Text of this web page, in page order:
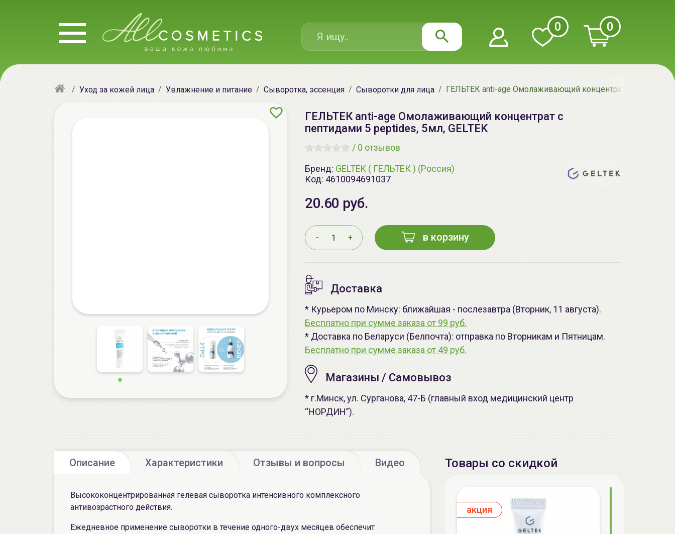
0 0
Уход за кожей лица Увлажнение и питание Сыворотка, эссенция Сыворотки для лица ГЕЛЬТЕК anti-age Омолаживающий концентрат с пептидами
ГЕЛЬТЕК anti-age Омолаживающий концентрат с
пептидами 5 peptides, 5мл, GELTEK
/ 0 отзывов
Бренд: GELTEK ( ГЕЛЬТЕК ) (Россия)
Код: 4610094691037
20.60 руб.
- + в корзину
Доставка
* Курьером по Минску: ближайшая - послезавтра (Вторник, 11 августа).
Бесплатно при сумме заказа от 99 руб.
* Доставка по Беларуси (Белпочта): отправка по Вторникам и Пятницам.
Бесплатно при сумме заказа от 49 руб.
Магазины / Самовывоз
* г.Минск, ул. Сурганова, 47-Б (главный вход медицинский центр
“НОРДИН”).
Описание Характеристики Отзывы и вопросы Видео
Высококонцентрированная гелевая сыворотка интенсивного комплексного
антивозрастного действия.
Ежедневное применение сыворотки в течение одного-двух месяцев обеспечит
Товары со скидкой
aкция